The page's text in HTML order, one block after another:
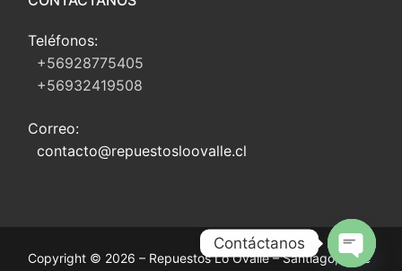
Teléfonos:
+56928775405
+56932419508
Correo:
contacto@repuestosloovalle.cl
Copyright © 2026 – Repuestos Lo Ovalle – Santiago, Chile
Contáctanos